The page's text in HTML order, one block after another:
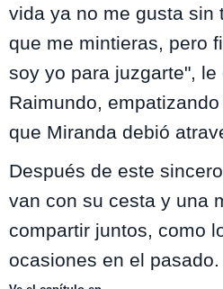
vida ya no me gusta sin
que me mintieras, pero
soy yo para juzgarte", le
Raimundo,
que Miranda debió
Después de este
van con su cesta y una
compartir juntos, como
ocasiones en el pasado.